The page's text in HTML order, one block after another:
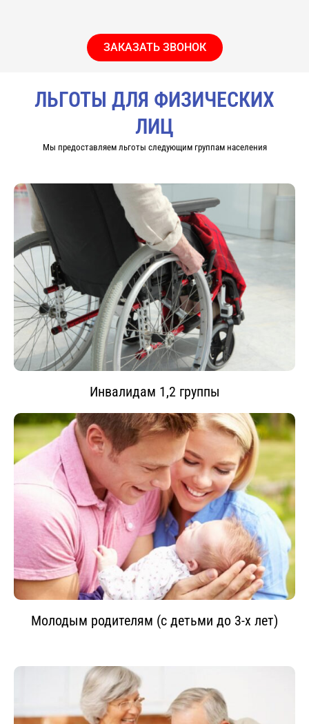
ЗАКАЗАТЬ ЗВОНОК
ЛЬГОТЫ ДЛЯ ФИЗИЧЕСКИХ
ЛИЦ
Мы предоставляем льготы следующим группам населения
Инвалидам 1,2 группы
Молодым родителям (с детьми до 3-х лет)